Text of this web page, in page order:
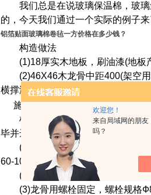
欢迎您！
来自局域网的朋友
吗？
我们总是在说玻璃保温棉，玻璃
的，今天我们通过一个实际的例子
铝箔贴面玻璃棉卷毡一方价格在多少钱？
构造做法
(1)18厚实木地板，刷油漆(地板
(2)46X46木龙骨中距400(架空用
横撑满刷防腐剂)中填40厚干焦渣隔
施工工艺
根据本工程的特点，从质量、工
毕并达到强度后进行如下工序的施工
(1)放线钻眼：按照按照图纸设计
60-100mm，间距800mm,行距
(2)予埋螺栓：用非水性黏合剂与
(3)龙骨用螺栓固定，螺栓规格